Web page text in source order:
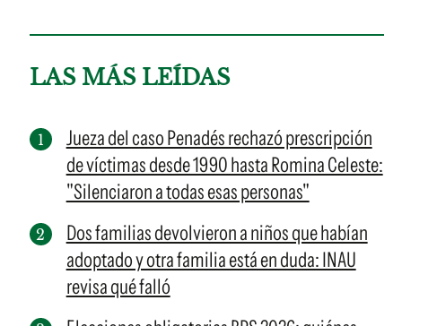
LAS MÁS LEÍDAS
Jueza del caso Penadés rechazó prescripción
de víctimas desde 1990 hasta Romina Celeste:
"Silenciaron a todas esas personas"
Dos familias devolvieron a niños que habían
adoptado y otra familia está en duda: INAU
revisa qué falló